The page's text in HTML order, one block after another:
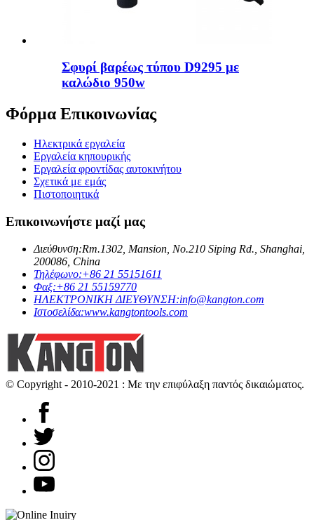
Σφυρί βαρέως τύπου D9295 με
καλώδιο 950w
Φόρμα Επικοινωνίας
Ηλεκτρικά εργαλεία
Εργαλεία κηπουρικής
Εργαλεία φροντίδας αυτοκινήτου
Σχετικά με εμάς
Πιστοποιητικά
Επικοινωνήστε μαζί μας
Διεύθυνση:Rm.1302, Mansion, No.210 Siping Rd., Shanghai,
200086, China
Τηλέφωνο:+86 21 55151611
Φαξ:+86 21 55159770
ΗΛΕΚΤΡΟΝΙΚΗ ΔΙΕΥΘΥΝΣΗ:info@kangton.com
Ιστοσελίδα:www.kangtontools.com
© Copyright - 2010-2021 : Με την επιφύλαξη παντός δικαιώματος.